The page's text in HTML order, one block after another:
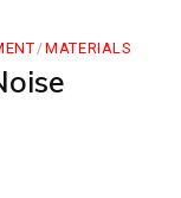
MATERIALS